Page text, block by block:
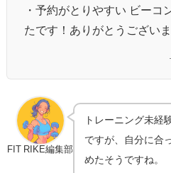
・予約がとりやすい ビーコ
たです！ありがとうござい
FIT RIKE編集部
トレーニング未経
ですが、自分に合
めたそうですね。